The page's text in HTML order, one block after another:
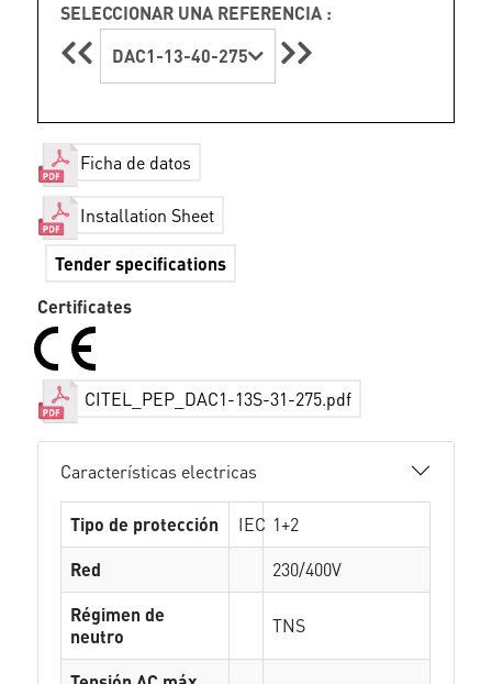
SELECCIONAR UNA REFERENCIA :
DAC1-13-40-275
Ficha de datos
Installation Sheet
Tender specifications
Certificates
CITEL_PEP_DAC1-13S-31-275.pdf
Características electricas
Tipo de protección IEC 1+2
Red
230/400V
Régimen de
neutro
TNS